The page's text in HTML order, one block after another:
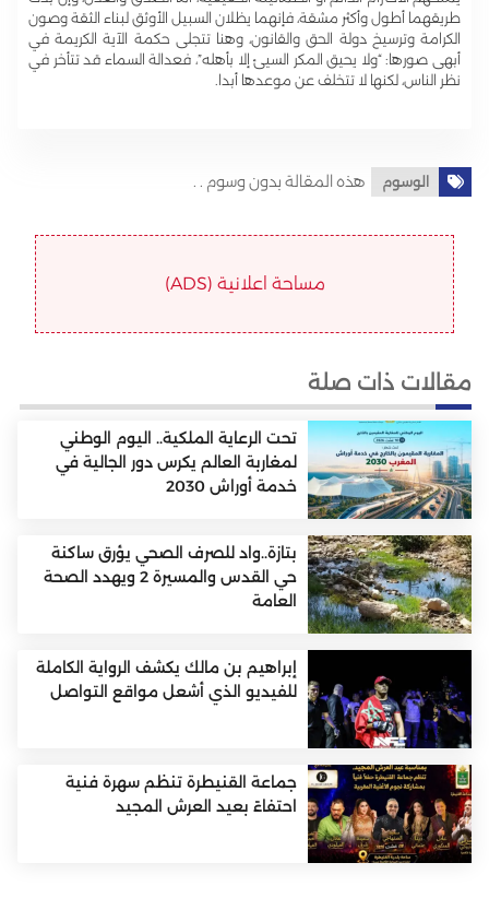
طريقهما أطول وأكثر مشقة، فإنهما يظلان السبيل الأوثق لبناء الثقة وصون
الكرامة وترسيخ دولة الحق والقانون، وهنا تتجلى حكمة الآية الكريمة في
أبهى صورها: “ولا يحيق المكر السيئ إلا بأهله”، فعدالة السماء قد تتأخر في
نظر الناس، لكنها لا تتخلف عن موعدها أبدا.
الوسوم هذه المقالة بدون وسوم . .
مساحة اعلانية (ADS)
مقالات ذات صلة
تحت الرعاية الملكية.. اليوم الوطني
لمغاربة العالم يكرس دور الجالية في
خدمة أوراش 2030
بتازة..واد للصرف الصحي يؤرق ساكنة
حي القدس والمسيرة 2 ويهدد الصحة
العامة
إبراهيم بن مالك يكشف الرواية الكاملة
للفيديو الذي أشعل مواقع التواصل
جماعة القنيطرة تنظم سهرة فنية
احتفاءً بعيد العرش المجيد